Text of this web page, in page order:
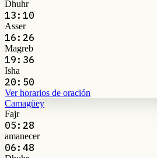
Dhuhr
13:10
Asser
16:26
Magreb
19:36
Isha
20:50
Ver horarios de oración
Camagüey
Fajr
05:28
amanecer
06:48